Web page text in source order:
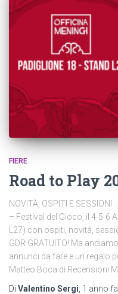
FIERE
Road to Play
NOVITÀ, OSPITI E
– Festival del Gioco, il 4-5-6
L27) con ospiti, novità,
GDR GRATUITO! Ma
annunci da fare e un regalo
Matteo Boca di Recensioni
Di Valentino Sergi 1 anno fa